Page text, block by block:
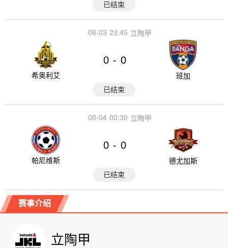
已结束
23:45
08-03 立陶甲
希奥利艾
0 - 0
班加
已结束
00:30
08-04 立陶甲
帕尼维斯
0 - 0
德尤加斯
已结束
赛事介绍
立陶甲